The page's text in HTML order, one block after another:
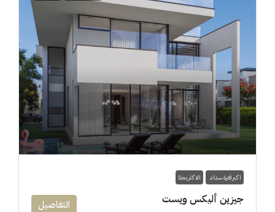
اكبر فترة سداد الاكثر بحثا
جيزين أليكس ويست التفاصيل